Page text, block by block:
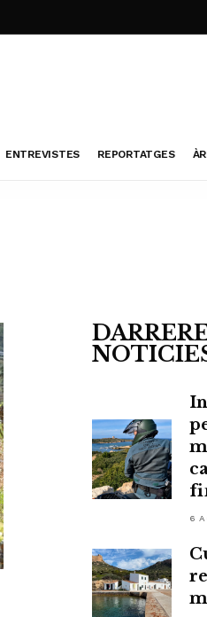
ENTREVISTES REPORTATGES
6